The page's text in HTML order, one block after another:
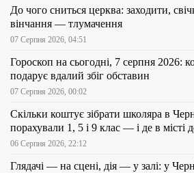
До чого сниться церква: заходити,
вінчання — тлумачення
07 Серпня 2026, 04:51
Гороскоп на сьогодні, 7 серпня 2026:
подарує вдалий збіг обставин
07 Серпня 2026, 00:02
Скільки коштує зібрати школяра в
порахували 1, 5 і 9 клас — і де в місті
06 Серпня 2026, 22:12
Глядачі — на сцені, дія — у залі: у